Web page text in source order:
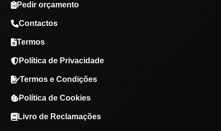
Pedir orçamento
Contactos
Termos
Política de Privacidade
Termos e Condições
Política de Cookies
Livro de Reclamações